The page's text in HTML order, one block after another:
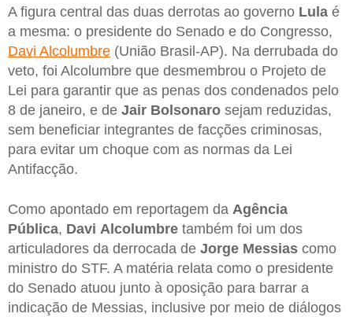
A figura central das duas derrotas ao governo Lula é
a mesma: o presidente do Senado e do Congresso,
Davi Alcolumbre (União Brasil-AP). Na derrubada do
veto, foi Alcolumbre que desmembrou o Projeto de
Lei para garantir que as penas dos condenados pelo
8 de janeiro, e de Jair Bolsonaro sejam reduzidas,
sem beneficiar integrantes de facções criminosas,
para evitar um choque com as normas da Lei
Antifacção.​
Como apontado em reportagem da Agência
Pública, Davi Alcolumbre também foi um dos
articuladores da derrocada de Jorge Messias como
ministro do STF. A matéria relata como o presidente
do Senado atuou junto à oposição para barrar a
indicação de Messias, inclusive por meio de diálogos